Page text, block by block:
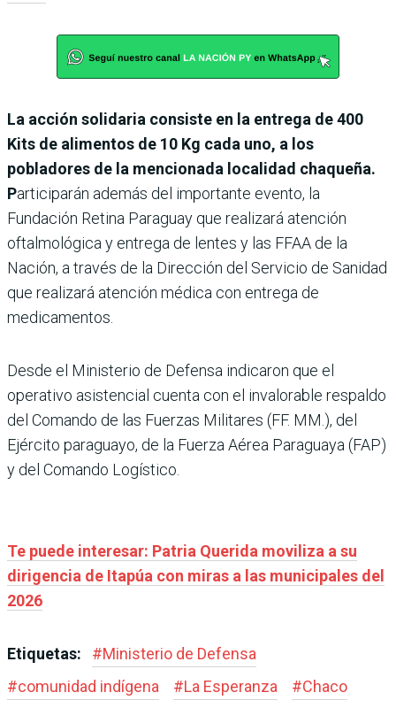
La acción solidaria consiste en la entrega de 400
Kits de alimentos de 10 Kg cada uno, a los
pobladores de la mencionada localidad chaqueña.
Participarán además del importante evento, la
Fundación Retina Paraguay que realizará atención
oftalmológica y entrega de lentes y las FFAA de la
Nación, a través de la Dirección del Servicio de Sanidad
que realizará atención médica con entrega de
medicamentos.
Desde el Ministerio de Defensa indicaron que el
operativo asistencial cuenta con el invalorable respaldo
del Comando de las Fuerzas Militares (FF. MM.), del
Ejército paraguayo, de la Fuerza Aérea Paraguaya (FAP)
y del Comando Logístico.
Te puede interesar: Patria Querida moviliza a su
dirigencia de Itapúa con miras a las municipales del
2026
Etiquetas: #Ministerio de Defensa
#comunidad indígena #La Esperanza #Chaco